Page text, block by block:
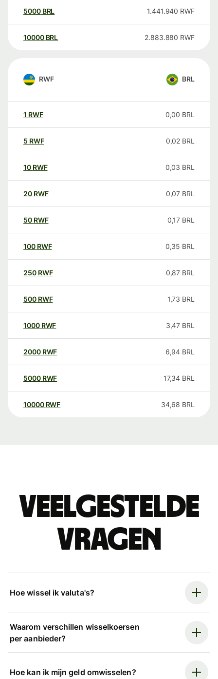
5000 BRL 1.441.940 RWF
10000 BRL 2.883.880 RWF
RWF BRL
1 RWF 0,00 BRL
5 RWF 0,02 BRL
10 RWF 0,03 BRL
20 RWF 0,07 BRL
50 RWF 0,17 BRL
100 RWF 0,35 BRL
250 RWF 0,87 BRL
500 RWF 1,73 BRL
1000 RWF 3,47 BRL
2000 RWF 6,94 BRL
5000 RWF 17,34 BRL
10000 RWF 34,68 BRL
Veelgestelde
vragen
Hoe wissel ik valuta's?
Waarom verschillen wisselkoersen
per aanbieder?
Hoe kan ik mijn geld omwisselen?